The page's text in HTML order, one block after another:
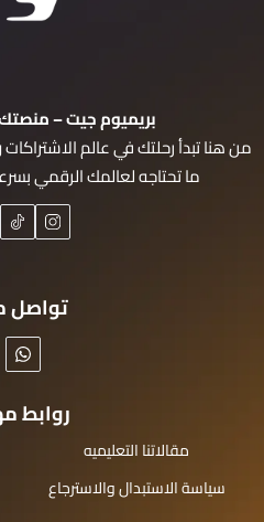
بريميوم جيت –
من هنا تبدأ رحلتك في عالم
ما تحتاجه لعالمك الرقمي
تواصل
روابط
مقالاتنا التعليميه
سياسة الاستبدال والاسترجاع